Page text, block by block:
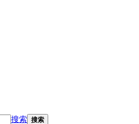
搜索 搜索